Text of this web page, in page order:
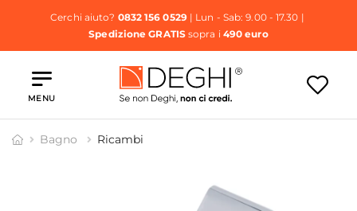
Cerchi aiuto? 0832 156 0529| Lun - Sab: 9.00 - 17.30 |
Spedizione GRATISsopra i 490 euro
MENU
Bagno Ricambi